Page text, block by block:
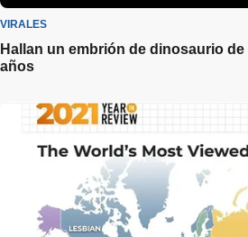
VIRALES
Hallan un embrión de dinosaurio
años